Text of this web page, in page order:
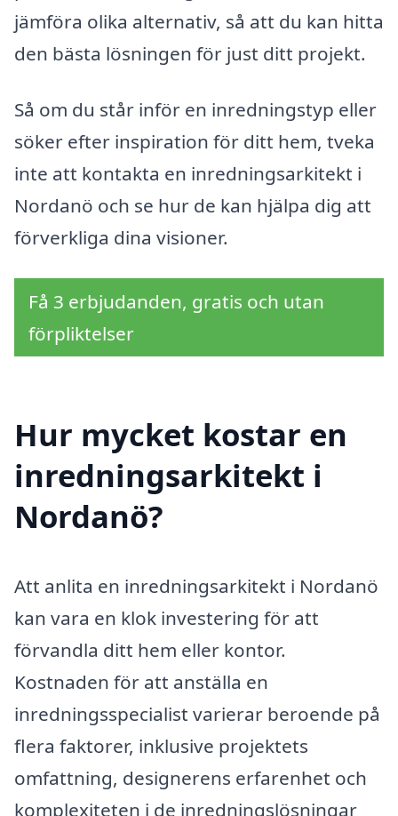
jämföra olika alternativ, så att du kan hitta
den bästa lösningen för just ditt projekt.
Så om du står inför en inredningstyp eller
söker efter inspiration för ditt hem, tveka
inte att kontakta en inredningsarkitekt i
Nordanö och se hur de kan hjälpa dig att
förverkliga dina visioner.
Få 3 erbjudanden, gratis och utan
förpliktelser
Hur mycket kostar en
inredningsarkitekt i
Nordanö?
Att anlita en inredningsarkitekt i Nordanö
kan vara en klok investering för att
förvandla ditt hem eller kontor.
Kostnaden för att anställa en
inredningsspecialist varierar beroende på
flera faktorer, inklusive projektets
omfattning, designerens erfarenhet och
komplexiteten i de inredningslösningar